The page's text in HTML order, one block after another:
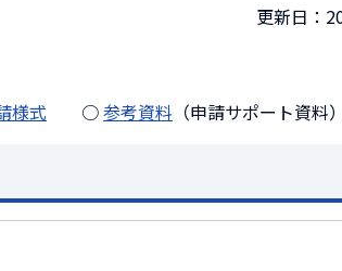
更新日：
様式 ○参考資料 （申請サポート資料）